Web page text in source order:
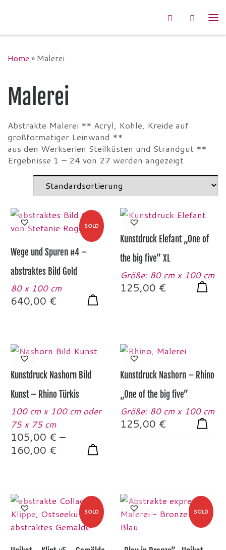
Search
Home » Malerei
Malerei
Abstrakte Malerei ** Acryl, Kohle, Kreide auf
großformatiger Leinwand **
aus den Werkserien Steilküsten und Strandgut **
Ergebnisse 1 – 24 von 27 werden angezeigt
SOLD
Wege und Spuren #4 –
abstraktes Bild Gold
80 x 100 cm
640,00 €
Kunstdruck Elefant „One of
the big five” XL
Größe: 80 cm x 100 cm
125,00 €
Kunstdruck Nashorn Bild
Kunst – Rhino Türkis
100 cm x 100 cm oder
75 x 75 cm
105,00 € –
160,00 €Preisspanne: 105,00 € bis 160,00
Kunstdruck Nashorn – Rhino
„One of the big five”
Größe: 80 cm x 100 cm
125,00 €
SOLD SOLD